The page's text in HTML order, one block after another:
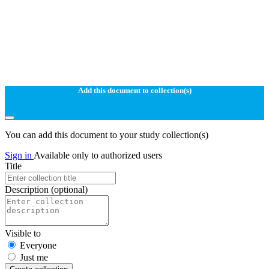
Add this document to collection(s)
You can add this document to your study collection(s)
Sign in Available only to authorized users
Title
Description (optional)
Visible to
Everyone
Just me